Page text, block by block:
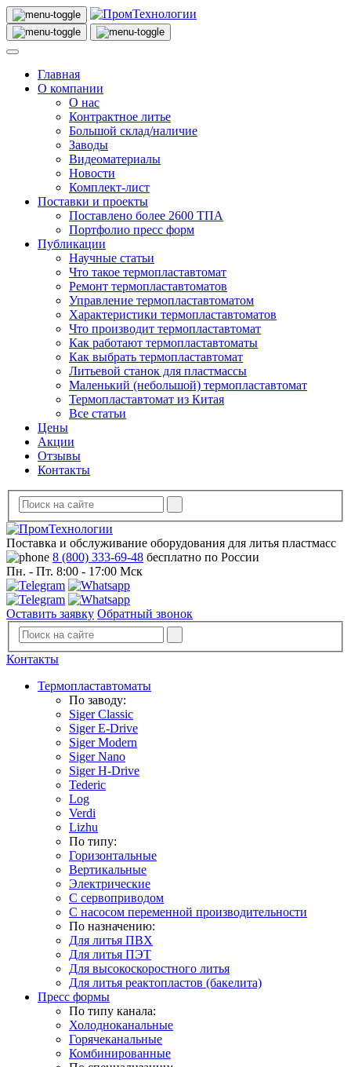
Главная
О компании
О нас
Контрактное литье
Большой склад/наличие
Заводы
Видеоматериалы
Новости
Комплект-лист
Поставки и проекты
Поставлено более 2600 ТПА
Портфолио пресс форм
Публикации
Научные статьи
Что такое термопластавтомат
Ремонт термопластавтоматов
Управление термопластавтоматом
Характеристики термопластавтоматов
Что производит термопластавтомат
Как работают термопластавтоматы
Как выбрать термопластавтомат
Литьевой станок для пластмассы
Маленький (небольшой) термопластавтомат
Термопластавтомат из Китая
Все статьи
Цены
Акции
Отзывы
Контакты
Поставка и обслуживание оборудования для литья пластмасс
8 (800) 333-69-48 бесплатно по России
Пн. - Пт. 8:00 - 17:00 Мск
Оставить заявку Обратный звонок
Контакты
Термопластавтоматы
По заводу:
Siger Classic
Siger E-Drive
Siger Modern
Siger Nano
Siger H-Drive
Tederic
Log
Verdi
Lizhu
По типу:
Горизонтальные
Вертикальные
Электрические
С сервоприводом
С насосом переменной производительности
По назначению:
Для литья ПВХ
Для литья ПЭТ
Для высокоскоростного литья
Для литья реактопластов (бакелита)
Пресс формы
По типу канала:
Холодноканальные
Горячеканальные
Комбинированные